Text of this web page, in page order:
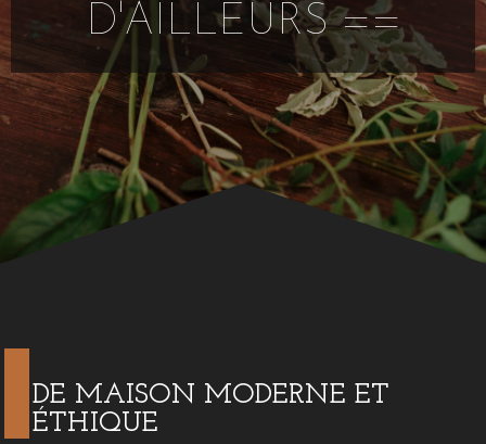
D'AILLEURS ==
DE MAISON MODERNE ET
ÉTHIQUE